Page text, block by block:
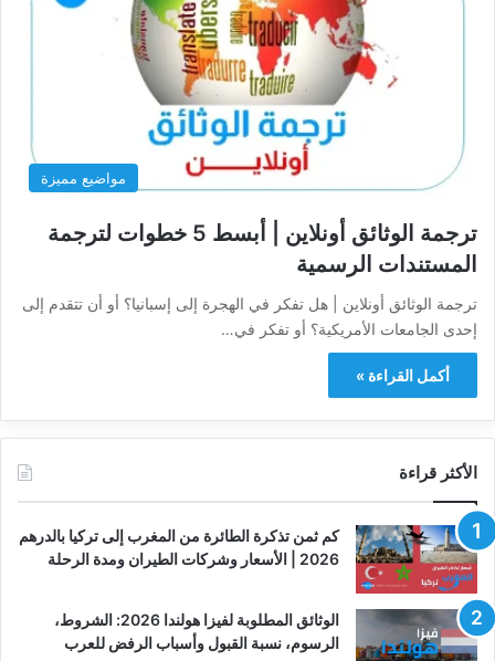
مواضيع مميزة
ترجمة الوثائق أونلاين | أبسط 5 خطوات لترجمة
المستندات الرسمية
ترجمة الوثائق أونلاين | هل تفكر في الهجرة إلى إسبانيا؟ أو أن تتقدم إلى
إحدى الجامعات الأمريكية؟ أو تفكر في…
أكمل القراءة »
الأكثر قراءة
كم ثمن تذكرة الطائرة من المغرب إلى تركيا بالدرهم
2026 | الأسعار وشركات الطيران ومدة الرحلة
الوثائق المطلوبة لفيزا هولندا 2026: الشروط،
الرسوم، نسبة القبول وأسباب الرفض للعرب